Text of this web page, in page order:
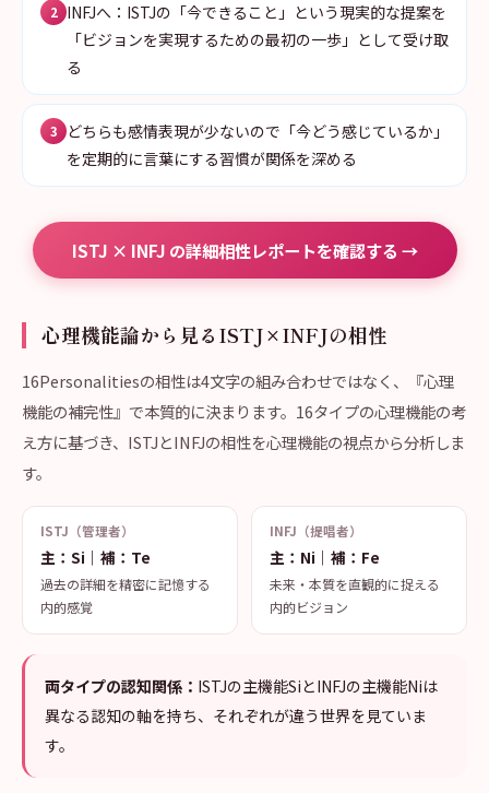
2 INFJへ：ISTJの「今できること」という現実的な提案を
「ビジョンを実現するための最初の一歩」として受け取
る
3
どちらも感情表現が少ないので「今どう感じているか」
を定期的に言葉にする習慣が関係を深める
ISTJ × INFJ の詳細相性レポートを確認する →
心理機能論から見るISTJ×INFJの相性
16Personalitiesの相性は4文字の組み合わせではなく、『心理
機能の補完性』で本質的に決まります。16タイプの心理機能の考
え方に基づき、ISTJとINFJの相性を心理機能の視点から分析しま
す。
ISTJ（管理者）
主：Si｜補：Te
過去の詳細を精密に記憶する
内的感覚
INFJ（提唱者）
主：Ni｜補：Fe
未来・本質を直観的に捉える
内的ビジョン
両タイプの認知関係： ISTJの主機能SiとINFJの主機能Niは
異なる認知の軸を持ち、それぞれが違う世界を見ていま
す。